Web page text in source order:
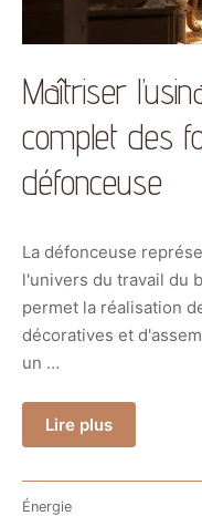
Maîtriser
complet des
défonceuse
La défonceuse
l'univers du travail du
permet la réalisation
décoratives et
un …
Lire plus
Énergie